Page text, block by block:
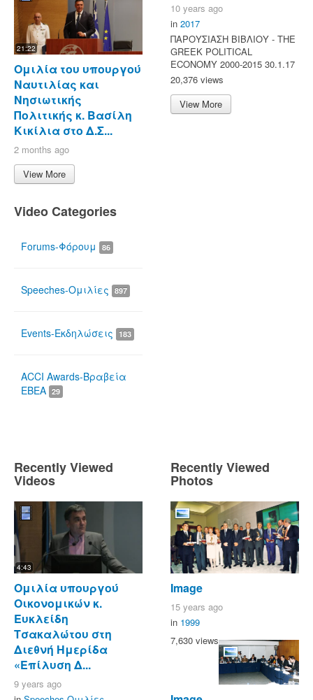
21:22
Ομιλία του υπουργού
Ναυτιλίας και
Νησιωτικής
Πολιτικής κ. Βασίλη
Κικίλια στο Δ.Σ...
2 months ago
View More
Video Categories
Forums-Φόρουμ 86
Speeches-Ομιλίες 897
Events-Εκδηλώσεις 183
ACCI Awards-Βραβεία
ΕΒΕΑ 29
10 years ago
in 2017
ΠΑΡΟΥΣΙΑΣΗ ΒΙΒΛΙΟΥ - ΤΗΕ
GREEK POLITICAL
ECONOMY 2000-2015 30.1.17
20,376 views
View More
Recently Viewed
Videos
4:43
Ομιλία υπουργού
Οικονομικών κ.
Ευκλείδη
Τσακαλώτου στη
Διεθνή Ημερίδα
«Επίλυση Δ...
9 years ago
Recently Viewed
Photos
Image
15 years ago
in 1999
7,630 views